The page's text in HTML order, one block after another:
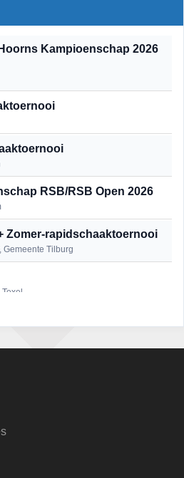
Kampioenschap 2026
RSB/RSB Open 2026
Zomer-rapidschaaktoernooi
Gemeente Tilburg
Spakenburg
2026